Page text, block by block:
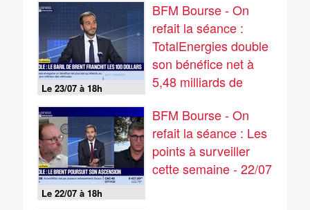
Le 23/07 à 18h
BFM Bourse - On
refait la séance :
TotalEnergies double
son bénéfice net à
5,48 milliards de
Le 22/07 à 18h
BFM Bourse - On
refait la séance : Les
points à surveiller
cette semaine - 22/07